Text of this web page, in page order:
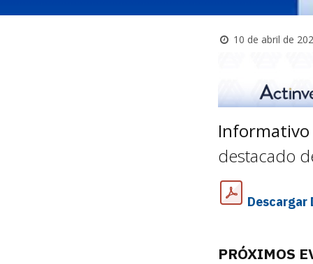
10 de abril de
Informativo
destacado
Descargar